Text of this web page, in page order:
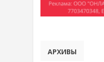
АРХИВЫ